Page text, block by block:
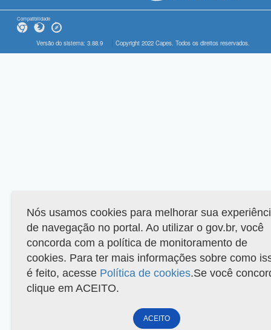
Compatibilidade
Versão do sistema: 3.88.9 Copyright 2022 Capes. Todos os direitos reservados.
Nós usamos cookies para melhorar sua
de navegação no portal. Ao utilizar o gov.br, você
concorda com a política de monitoramento de
cookies. Para ter mais informações sobre como
é feito, acesse Política de cookies.Se você
clique em ACEITO.
ACEITO